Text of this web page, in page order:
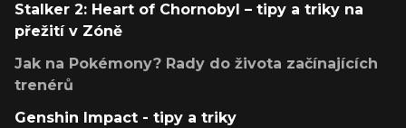
Stalker 2: Heart of Chornobyl – tipy a triky na
přežití v Zóně
Jak na Pokémony? Rady do života začínajících
trenérů
Genshin Impact - tipy a triky